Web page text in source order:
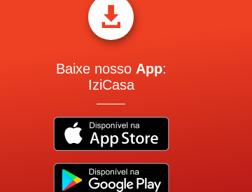

Baixe nosso App:
IziCasa